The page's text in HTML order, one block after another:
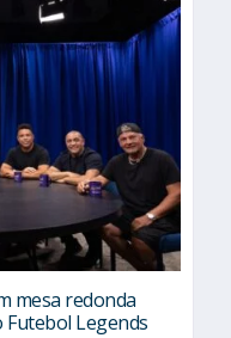
mesa redonda
Futebol Legends